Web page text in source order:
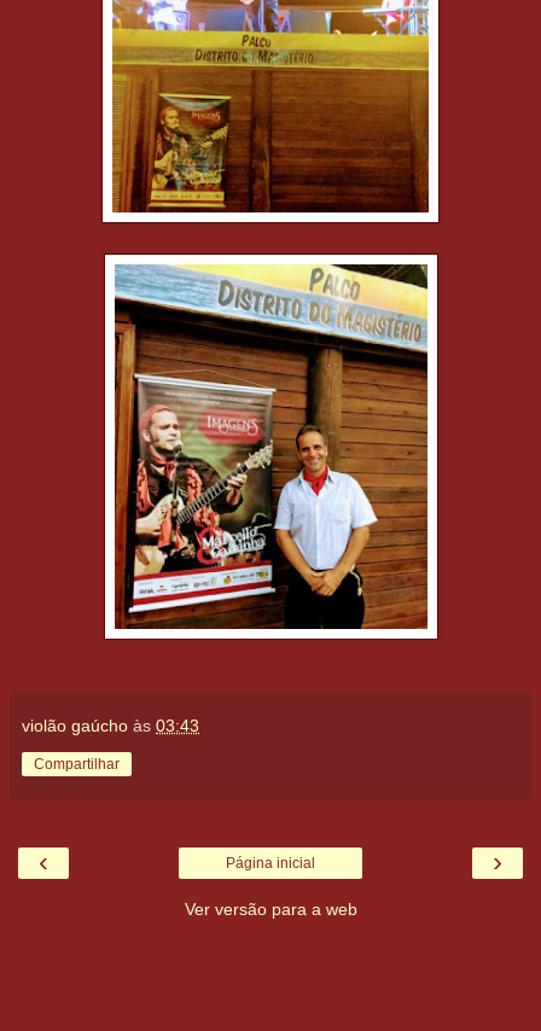
violão gaúcho às 03:43
Compartilhar
‹ ›
Página inicial
Ver versão para a web